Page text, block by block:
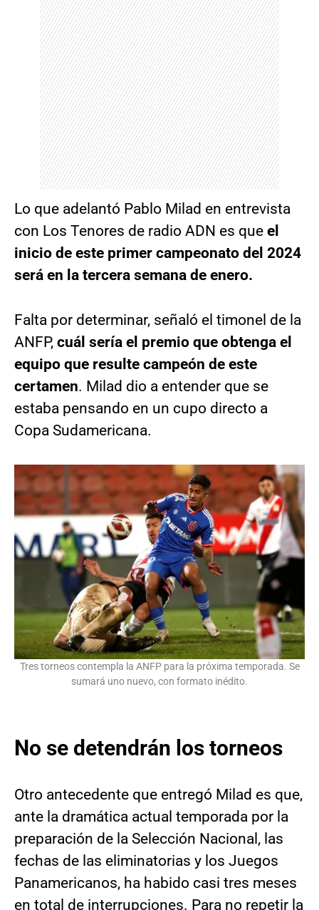
Lo que adelantó Pablo Milad en entrevista
con Los Tenores de radio ADN es que el
inicio de este primer campeonato del 2024
será en la tercera semana de enero.
Falta por determinar, señaló el timonel de la
ANFP, cuál sería el premio que obtenga el
equipo que resulte campeón de este
certamen. Milad dio a entender que se
estaba pensando en un cupo directo a
Copa Sudamericana.
Tres torneos contempla la ANFP para la próxima temporada. Se
sumará uno nuevo, con formato inédito.
No se detendrán los torneos
Otro antecedente que entregó Milad es que,
ante la dramática actual temporada por la
preparación de la Selección Nacional, las
fechas de las eliminatorias y los Juegos
Panamericanos, ha habido casi tres meses
en total de interrupciones. Para no repetir la